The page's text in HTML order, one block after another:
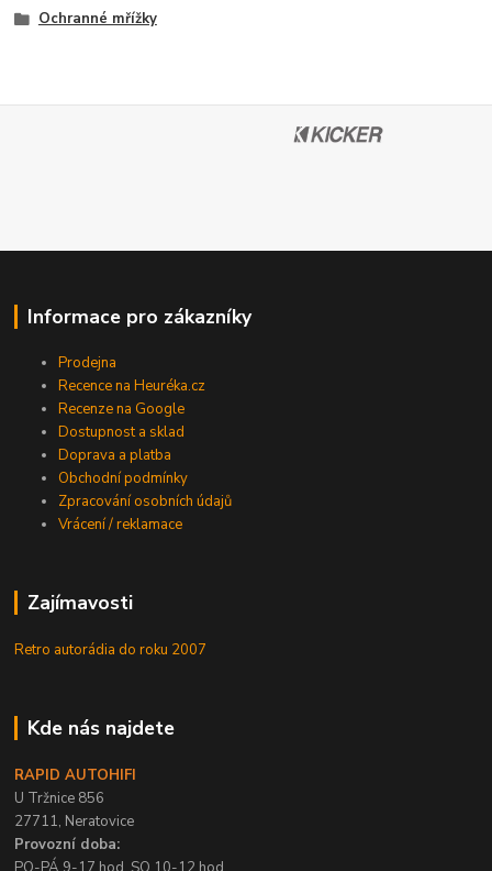
Ochranné mřížky
Informace pro zákazníky
Prodejna
Recence na Heuréka.cz
Recenze na Google
Dostupnost a sklad
Doprava a platba
Obchodní podmínky
Zpracování osobních údajů
Vrácení / reklamace
Zajímavosti
Retro autorádia do roku 2007
Kde nás najdete
RAPID AUTOHIFI
U Tržnice 856
27711, Neratovice
Provozní doba: